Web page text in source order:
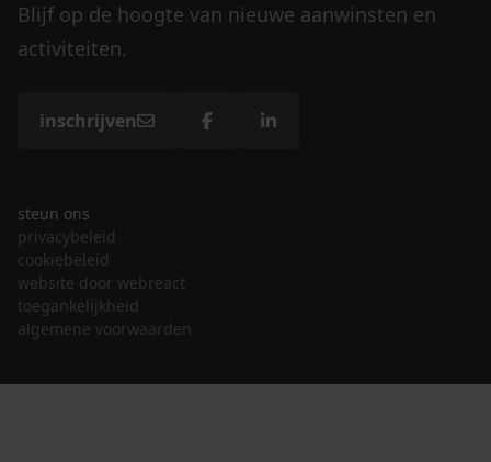
Blijf op de hoogte van nieuwe aanwinsten en
activiteiten.
inschrijven
steun ons
privacybeleid
cookiebeleid
website door webreact
toegankelijkheid
algemene voorwaarden